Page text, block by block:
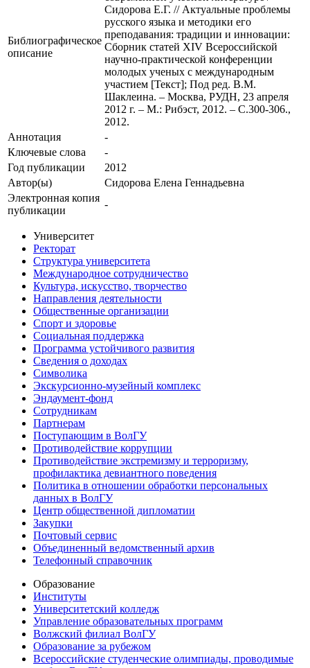
Библиографическое
описание
Сидорова Е.Г. // Актуальные проблемы
русского языка и методики его
преподавания: традиции и инновации:
Сборник статей XIV Всероссийской
научно-практической конференции
молодых ученых с международным
участием [Текст]; Под ред. В.М.
Шаклеина. – Москва, РУДН, 23 апреля
2012 г. – М.: Рибэст, 2012. – С.300-306.,
2012.
Аннотация
-
Ключевые cлова
-
Год публикации
2012
Автор(ы)
Сидорова Елена Геннадьевна
Электронная копия
публикации
-
Университет
Ректорат
Структура университета
Международное сотрудничество
Культура, искусство, творчество
Направления деятельности
Общественные организации
Спорт и здоровье
Социальная поддержка
Программа устойчивого развития
Сведения о доходах
Символика
Экскурсионно-музейный комплекс
Эндаумент-фонд
Сотрудникам
Партнерам
Поступающим в ВолГУ
Противодействие коррупции
Противодействие экстремизму и терроризму,
профилактика девиантного поведения
Политика в отношении обработки персональных
данных в ВолГУ
Центр общественной дипломатии
Закупки
Почтовый сервис
Объединенный ведомственный архив
Телефонный справочник
Образование
Институты
Университетский колледж
Управление образовательных программ
Волжский филиал ВолГУ
Образование за рубежом
Всероссийские студенческие олимпиады, проводимые